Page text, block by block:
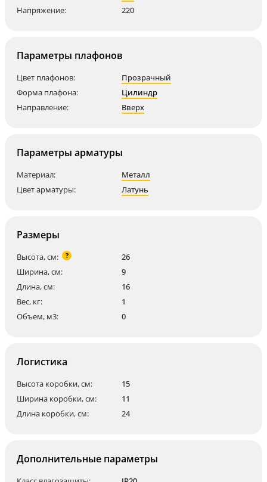
Напряжение:
220
Параметры плафонов
Цвет плафонов:
Прозрачный
Форма плафона:
Цилиндр
Направление:
Вверх
Параметры арматуры
Материал:
Металл
Цвет арматуры:
Латунь
Размеры
Высота, см: ?
26
Ширина, см:
9
Длина, см:
16
Вес, кг:
1
Объем, м3:
0
Логистика
Высота коробки, см:
15
Ширина коробки, см:
11
Длина коробки, см:
24
Дополнительные параметры